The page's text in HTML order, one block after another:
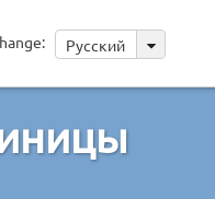
Русский